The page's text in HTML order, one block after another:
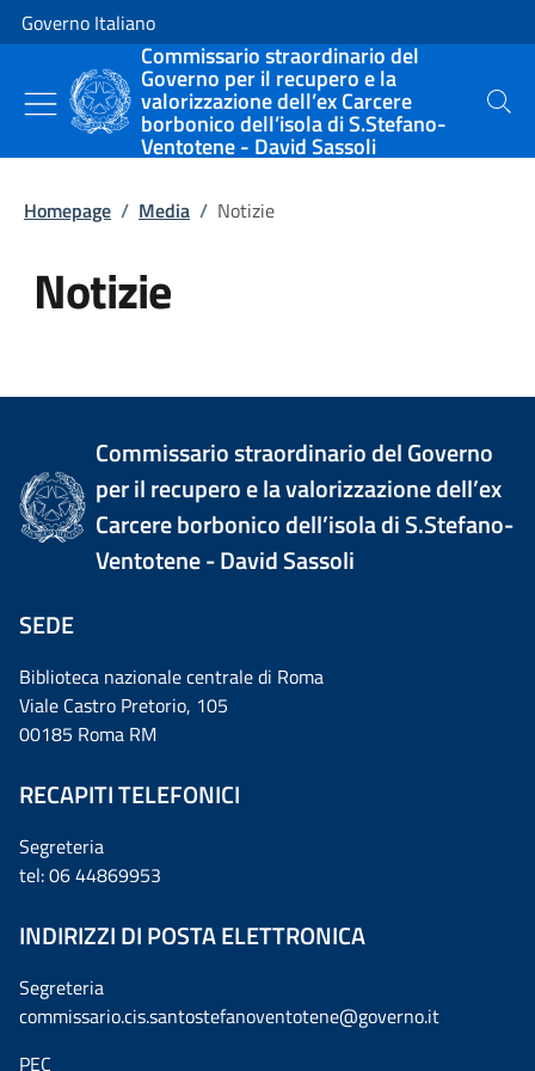
Vai al contenuto
Vai alla navigazione del sito
Governo Italiano
Commissario straordinario del
Governo per il recupero e la
valorizzazione dell’ex Carcere
borbonico dell’isola di S.Stefano-
Ventotene - David Sassoli
Cerca
Homepage / Media / Notizie
Notizie
Tutti i contenuti della pagina
Commissario straordinario del Governo
per il recupero e la valorizzazione dell’ex
Carcere borbonico dell’isola di S.Stefano-
Ventotene - David Sassoli
SEDE
Biblioteca nazionale centrale di Roma
Viale Castro Pretorio, 105
00185 Roma RM
RECAPITI TELEFONICI
Segreteria
tel: 06 44869953
INDIRIZZI DI POSTA ELETTRONICA
Segreteria
commissario.cis.santostefanoventotene@governo.it
PEC